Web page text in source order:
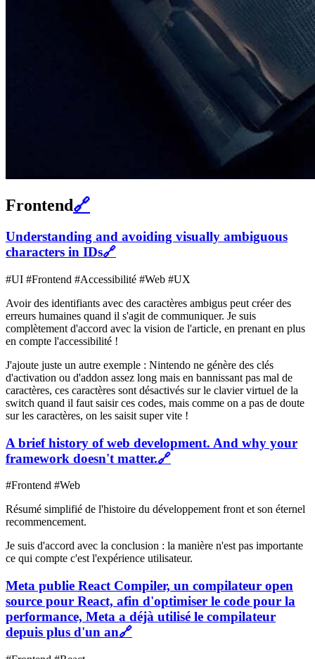
Frontend🔗
Understanding and avoiding visually ambiguous
characters in IDs🔗
#UI #Frontend #Accessibilité #Web #UX
Avoir des identifiants avec des caractères ambigus peut créer des
erreurs humaines quand il s'agit de communiquer. Je suis
complètement d'accord avec la vision de l'article, en prenant en plus
en compte l'accessibilité !
J'ajoute juste un autre exemple : Nintendo ne génère des clés
d'activation ou d'addon assez long mais en bannissant pas mal de
caractères, ces caractères sont désactivés sur le clavier virtuel de la
switch quand il faut saisir ces codes, mais comme on a pas de doute
sur les caractères, on les saisit super vite !
A brief history of web development. And why your
framework doesn't matter.🔗
#Frontend #Web
Résumé simplifié de l'histoire du développement front et son éternel
recommencement.
Je suis d'accord avec la conclusion : la manière n'est pas importante
ce qui compte c'est l'expérience utilisateur.
Meta publie React Compiler, un compilateur open
source pour React, afin d'optimiser le code pour la
performance, Meta a déjà utilisé le compilateur
depuis plus d'un an🔗